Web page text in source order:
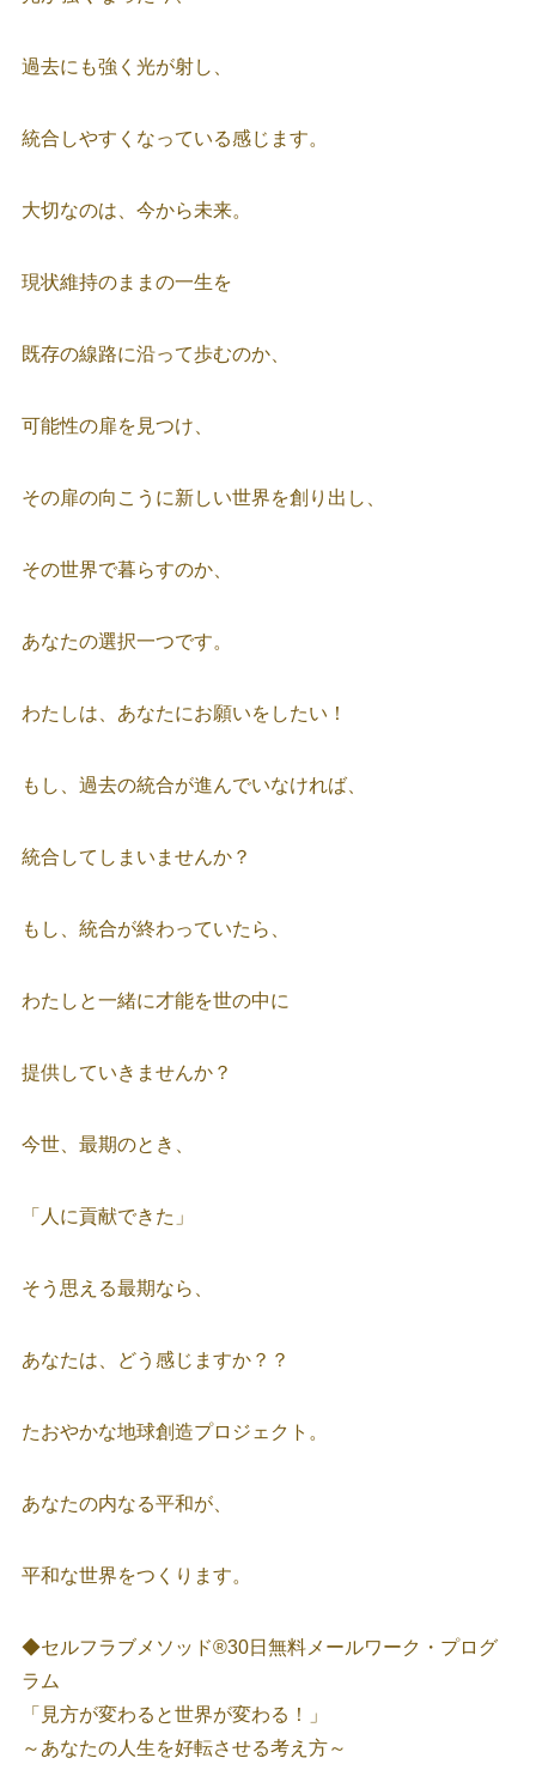
過去にも強く光が射し、
統合しやすくなっている感じます。
大切なのは、今から未来。
現状維持のままの一生を
既存の線路に沿って歩むのか、
可能性の扉を見つけ、
その扉の向こうに新しい世界を創り出し、
その世界で暮らすのか、
あなたの選択一つです。
わたしは、あなたにお願いをしたい！
もし、過去の統合が進んでいなければ、
統合してしまいませんか？
もし、統合が終わっていたら、
わたしと一緒に才能を世の中に
提供していきませんか？
今世、最期のとき、
「人に貢献できた」
そう思える最期なら、
あなたは、どう感じますか？？
たおやかな地球創造プロジェクト。
あなたの内なる平和が、
平和な世界をつくります。
◆セルフラブメソッド®30日無料メールワーク・プログ
ラム
「見方が変わると世界が変わる！」
～あなたの人生を好転させる考え方～